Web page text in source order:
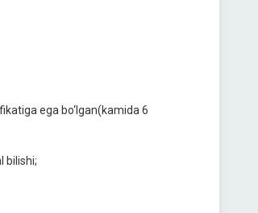
ega bo‘lgan(kamida 6
bilishi;